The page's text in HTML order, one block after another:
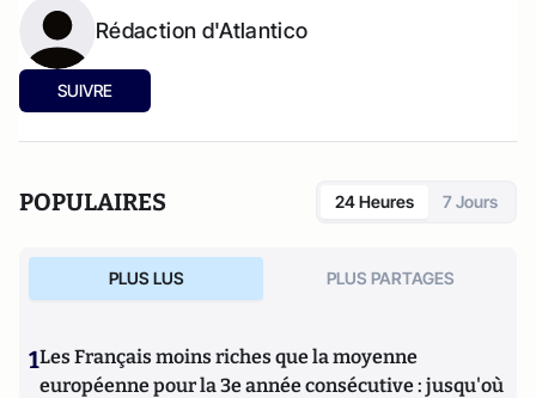
Rédaction d'Atlantico
SUIVRE
POPULAIRES 24 Heures 7 Jours
PLUS LUS PLUS PARTAGES
1Les Français moins riches que la moyenne
européenne pour la 3e année consécutive : jusqu'où